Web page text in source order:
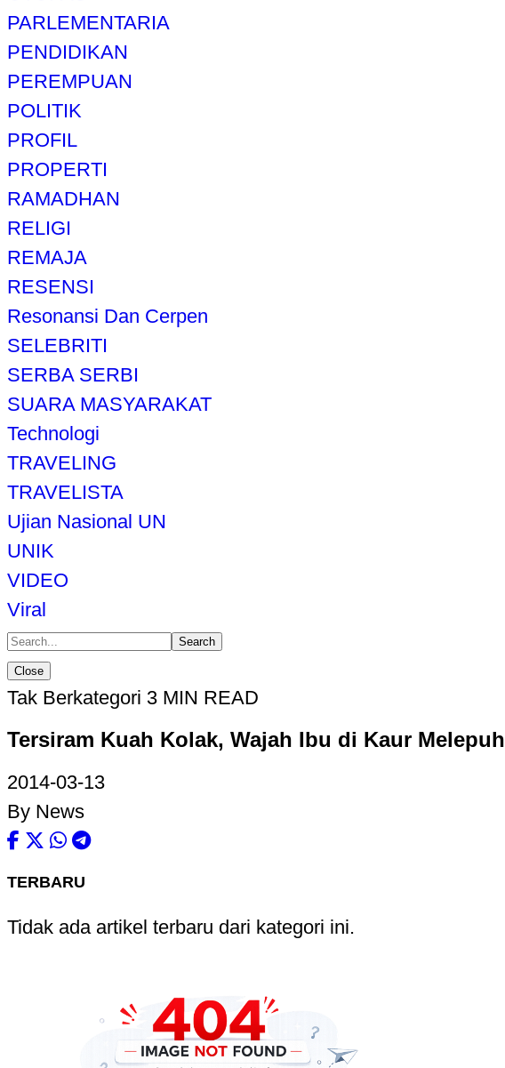
PARLEMENTARIA
PENDIDIKAN
PEREMPUAN
POLITIK
PROFIL
PROPERTI
RAMADHAN
RELIGI
REMAJA
RESENSI
Resonansi Dan Cerpen
SELEBRITI
SERBA SERBI
SUARA MASYARAKAT
Technologi
TRAVELING
TRAVELISTA
Ujian Nasional UN
UNIK
VIDEO
Viral
Search
Close
Tak Berkategori 3 MIN READ
Tersiram Kuah Kolak, Wajah Ibu di Kaur Melepuh
2014-03-13
By News
TERBARU
Tidak ada artikel terbaru dari kategori ini.